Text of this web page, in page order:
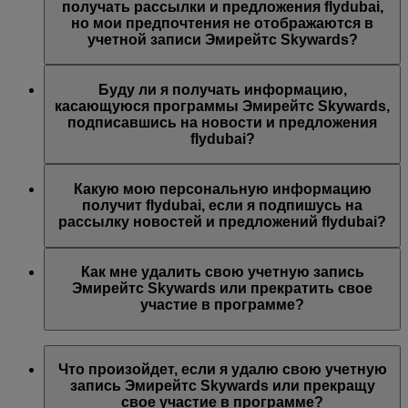
предложений Эмирейтс, Эмирейтс Skywards и/или
flydubai. Ваши предпочтения были изменены согласно
вашему выбору.
получать рассылки и предложения flydubai,
но мои предпочтения не отображаются в
учетной записи Эмирейтс Skywards?
связан с несколькими номерами участников программы
Эмирейтс Skywards или указанное вами имя не
совпадает с именем в вашей учетной записи Эмирейтс
Skywards. Войдите в учетную запись Эмирейтс
Личные предпочтения
Буду ли я получать информацию,
касающуюся программы Эмирейтс Skywards,
подписавшись на новости и предложения
flydubai?
компании flydubai, включая промоакции flydubai и
flydubai Holidays.
Какую мою персональную информацию
получит flydubai, если я подпишусь на
рассылку новостей и предложений flydubai?
электронной почты, на который будут приходить
письма. flydubai несет ответственность за обработку
вашей личной информации согласнополитике
Как мне удалить свою учетную запись
Эмирейтс Skywards или прекратить свое
участие в программе?
Skywards или прекратить свое участие в программе в
любой момент.
Что произойдет, если я удалю свою учетную
запись Эмирейтс Skywards или прекращу
свое участие в программе?